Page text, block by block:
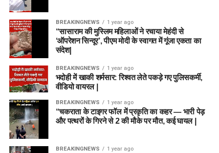
BREAKINGNEWS 1 year ago
“सासाराम की मुस्लिम महिलाओं ने रचाया मेहंदी से
‘ऑपरेशन सिन्दूर’, पीएम मोदी के स्वागत में गूंजा एकता का
संदेश|
BREAKINGNEWS 1 year ago
भदोही में खाकी शर्मसार: रिश्वत लेते पकड़े गए पुलिसकर्मी,
वीडियो वायरल |
BREAKINGNEWS 1 year ago
“चकराता के टाइगर फॉल में प्रकृति का कहर — भारी पेड़
और पत्थरों के गिरने से 2 की मौके पर मौत, कई घायल |
BREAKINGNEWS 1 year ago